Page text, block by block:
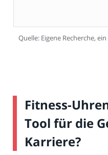
Quelle: Eigene Recherche,
Fitness-
Tool für die
Karriere?